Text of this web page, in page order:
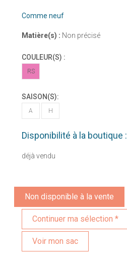
Comme neuf
Matière(s) : Non précisé
COULEUR(S) :
RS
SAISON(S):
A H
Disponibilité à la boutique :
déjà vendu
Non disponible à la vente
Voir mon sac